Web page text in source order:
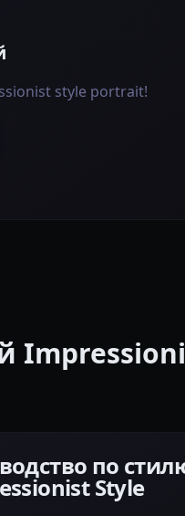
style portrait!
по
Style